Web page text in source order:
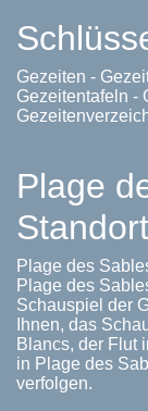
Gezeiten -
Gezeitentafeln -
Plage
Standort
Plage des
Plage des
Schauspiel der
Ihnen, das
Blancs, der Flut
in Plage des
verfolgen.